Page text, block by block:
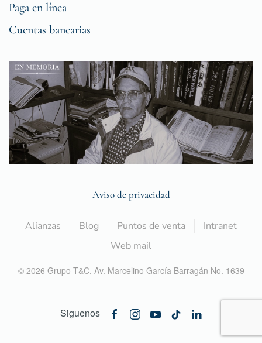
Paga en línea
Cuentas bancarias
Aviso de privacidad
Alianzas Blog Puntos de venta
Intranet
Web mail
© 2026 Grupo T&C, Av. Marcelino García Barragán No. 1639
Siguenos